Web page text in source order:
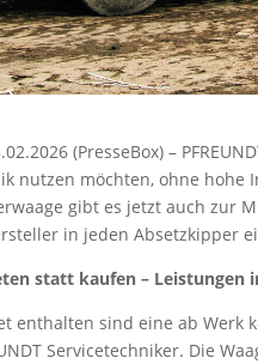
(PresseBox) –
nutzen möchten, ohne hohe
gibt es jetzt auch zur
in jeden Absetzkipper
statt kaufen – Leistungen
enthalten sind eine ab Werk
Servicetechniker. Die